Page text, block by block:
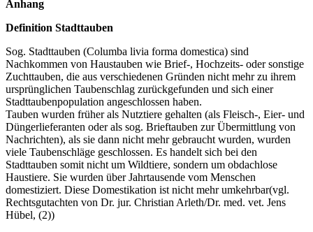
Anhang
Definition Stadttauben
Sog. Stadttauben (Columba livia forma domestica) sind
Nachkommen von Haustauben wie Brief-, Hochzeits- oder sonstige
Zuchttauben, die aus verschiedenen Gründen nicht mehr zu ihrem
ursprünglichen Taubenschlag zurückgefunden und sich einer
Stadttaubenpopulation angeschlossen haben.
Tauben wurden früher als Nutztiere gehalten (als Fleisch-, Eier- und
Düngerlieferanten oder als sog. Brieftauben zur Übermittlung von
Nachrichten), als sie dann nicht mehr gebraucht wurden, wurden
viele Taubenschläge geschlossen. Es handelt sich bei den
Stadttauben somit nicht um Wildtiere, sondern um obdachlose
Haustiere. Sie wurden über Jahrtausende vom Menschen
domestiziert. Diese Domestikation ist nicht mehr umkehrbar(vgl.
Rechtsgutachten von Dr. jur. Christian Arleth/Dr. med. vet. Jens
Hübel, (2))